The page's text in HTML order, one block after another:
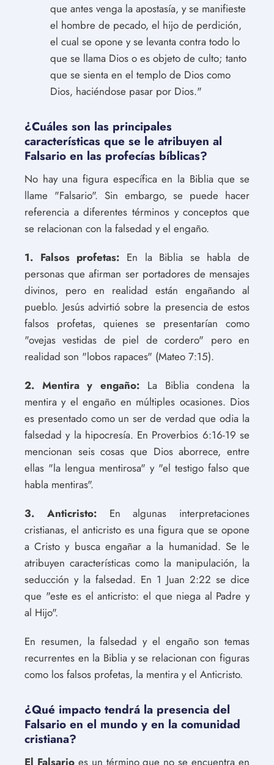
que antes venga la apostasía, y se manifieste
el hombre de pecado, el hijo de perdición,
el cual se opone y se levanta contra todo lo
que se llama Dios o es objeto de culto; tanto
que se sienta en el templo de Dios como
Dios, haciéndose pasar por Dios."
¿Cuáles son las principales
características que se le atribuyen al
Falsario en las profecías bíblicas?
No hay una figura específica en la Biblia que se
llame "Falsario". Sin embargo, se puede hacer
referencia a diferentes términos y conceptos que
se relacionan con la falsedad y el engaño.
1. Falsos profetas: En la Biblia se habla de
personas que afirman ser portadores de mensajes
divinos, pero en realidad están engañando al
pueblo. Jesús advirtió sobre la presencia de estos
falsos profetas, quienes se presentarían como
"ovejas vestidas de piel de cordero" pero en
realidad son "lobos rapaces" (Mateo 7:15).
2. Mentira y engaño: La Biblia condena la
mentira y el engaño en múltiples ocasiones. Dios
es presentado como un ser de verdad que odia la
falsedad y la hipocresía. En Proverbios 6:16-19 se
mencionan seis cosas que Dios aborrece, entre
ellas "la lengua mentirosa" y "el testigo falso que
habla mentiras".
3. Anticristo:En algunas interpretaciones
cristianas, el anticristo es una figura que se opone
a Cristo y busca engañar a la humanidad. Se le
atribuyen características como la manipulación, la
seducción y la falsedad. En 1 Juan 2:22 se dice
que "este es el anticristo: el que niega al Padre y
al Hijo".
En resumen, la falsedad y el engaño son temas
recurrentes en la Biblia y se relacionan con figuras
como los falsos profetas, la mentira y el Anticristo.
¿Qué impacto tendrá la presencia del
Falsario en el mundo y en la comunidad
cristiana?
El Falsario es un término que no se encuentra en